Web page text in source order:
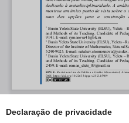
Declaração de privacidade